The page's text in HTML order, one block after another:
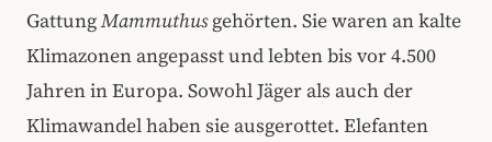
GattungMammuthusgehörten. Sie waren an kalte
Klimazonen angepasst und lebten bis vor 4.500
Jahren in Europa. Sowohl Jäger als auch der
Klimawandel haben sie ausgerottet. Elefanten